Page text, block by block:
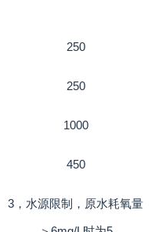
250
250
1000
450
3，水源限制，原水耗氧量